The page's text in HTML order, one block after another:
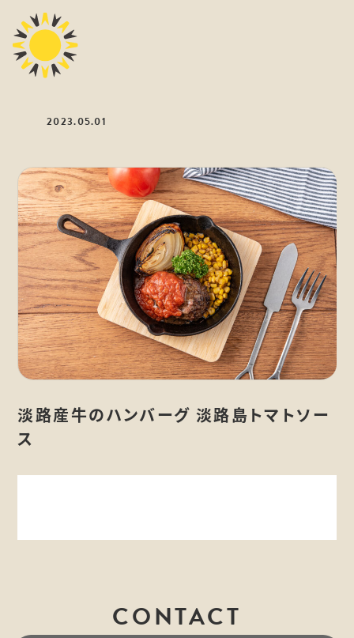
2023.05.01
淡路産牛のハンバーグ 淡路島トマトソー
ス
CONTACT